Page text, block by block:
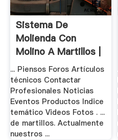
Sistema De
Molienda Con
Molino A Martillos |
Foros
... Piensos Foros Artículos
técnicos Contactar
Profesionales Noticias
Eventos Productos Indice
temático Videos Fotos . ...
de martillos. Actualmente
nuestros ...